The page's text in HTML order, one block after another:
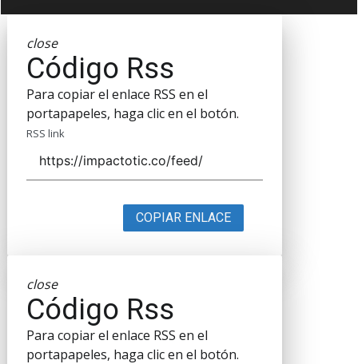
close
Código Rss
Para copiar el enlace RSS en el
portapapeles, haga clic en el botón.
RSS link
COPIAR ENLACE
close
Código Rss
Para copiar el enlace RSS en el
portapapeles, haga clic en el botón.